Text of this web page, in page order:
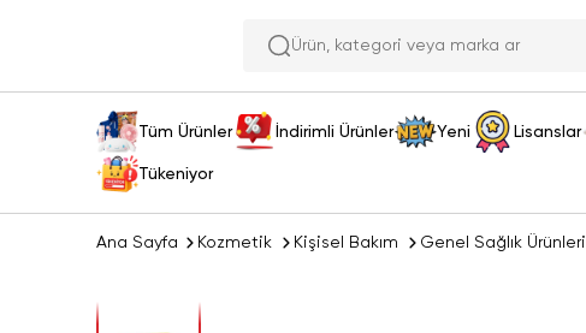
Ürün, kategori
Tüm Ürünler İndirimli Ürünler Yeni Lisanslar
Tükeniyor
Ana Sayfa Kozmetik Kişisel Bakım Genel Sağlık Ürünleri